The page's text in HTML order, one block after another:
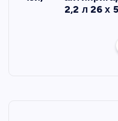
2,2 л 26 х